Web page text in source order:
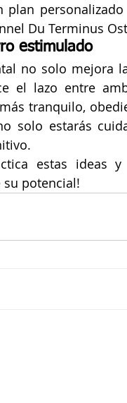
plan
Du Terminus
estimulado
no solo mejora
el lazo entre
tranquilo,
solo estarás
estas ideas
potencial!